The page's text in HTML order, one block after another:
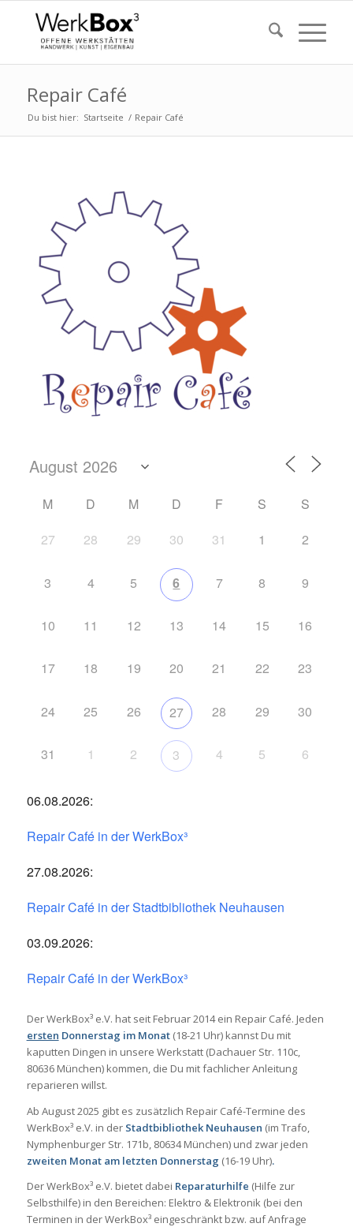
Repair Café
Du bist hier: Startseite / Repair Café
M D M D F S
S
27
28 29 30 31 1 2
3 4 5 6 7 8 9
10 11 12 13 14 15 16
17 18 19 20 21 22 23
24 25 26 27 28 29 30
31 1 2 3 4 5 6
06.08.2026:
Repair Café in der WerkBox³
27.08.2026:
Repair Café in der Stadtbibliothek Neuhausen
03.09.2026:
Repair Café in der WerkBox³
Der WerkBox³ e.V. hat seit Februar 2014 ein Repair Café. Jeden
ersten Donnerstag im Monat(18-21 Uhr) kannst Du mit
kaputten Dingen in unsere Werkstatt (Dachauer Str. 110c,
80636 München) kommen, die Du mit fachlicher Anleitung
reparieren willst.
Ab August 2025 gibt es zusätzlich Repair Café-Termine des
WerkBox³ e.V. in der Stadtbibliothek Neuhausen (im Trafo,
Nymphenburger Str. 171b, 80634 München) und zwar jeden
zweiten Monat am letzten Donnerstag (16-19 Uhr).
Der WerkBox³ e.V. bietet dabei Reparaturhilfe (Hilfe zur
Selbsthilfe) in den Bereichen: Elektro & Elektronik (bei den
Terminen in der WerkBox³ eingeschränkt bzw. auf Anfrage